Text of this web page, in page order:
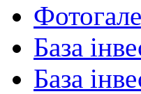
База
База